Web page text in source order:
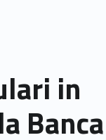
in
Banca